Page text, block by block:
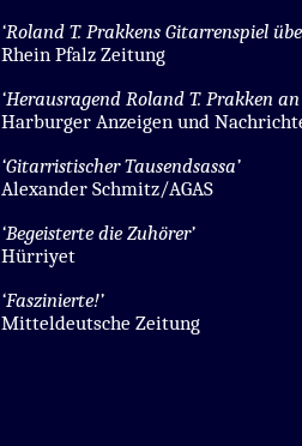
‘Roland T. Prakkens Gitarrenspiel
Rhein Pfalz Zeitung
‘Herausragend Roland T. Prakken
Harburger Anzeigen und
‘Gitarristischer Tausendsassa’
Alexander Schmitz/AGAS
‘Begeisterte die Zuhörer’
Hürriyet
‘Faszinierte!’
Mitteldeutsche Zeitung